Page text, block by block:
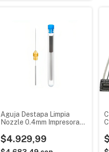
Aguja Destapa Limpia
Nozzle 0.4mm Impresora
$4.929,99